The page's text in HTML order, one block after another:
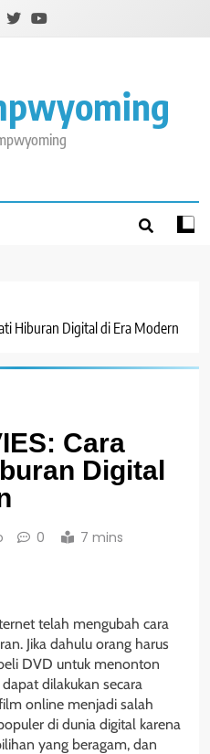
Hiburan Digital di Era Modern
Cara
Digital
0 7 mins
telah mengubah cara
Jika dahulu orang harus
DVD untuk menonton
dilakukan secara
online menjadi salah
di dunia digital karena
yang beragam, dan